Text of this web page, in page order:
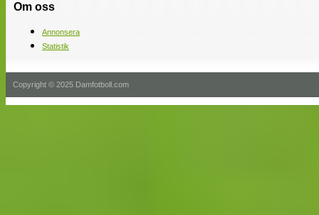
Om oss
Annonsera
Statistik
Copyright © 2025 Damfotboll.com